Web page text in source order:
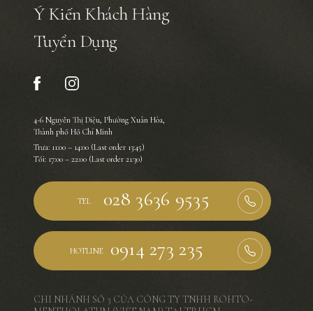
Ý Kiến Khách Hàng
Tuyển Dụng
4-6 Nguyễn Thị Diệu, Phường Xuân Hòa,
Thành phố Hồ Chí Minh
Trưa: 11:00 – 14:00 (Last order 13:45)
Tối: 17:00 – 22:00 (Last order 21:30)
TEL
HOTLINE
CHI NHÁNH SỐ 3 CỦA CÔNG TY TNHH ROHTO-